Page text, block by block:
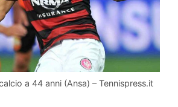
a 44 anni (Ansa) – Tennispress.it